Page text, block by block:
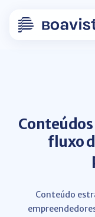
fluxo
Conteúdo